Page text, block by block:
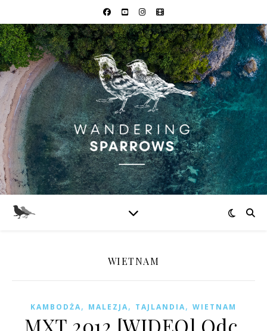
WIETNAM
KAMBODŻA, MALEZJA, TAJLANDIA, WIETNAM
MXT 2012 [WIDEO] Odc.